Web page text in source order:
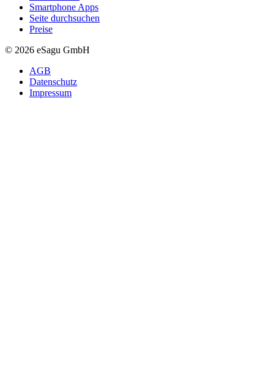
Smartphone Apps
Seite durchsuchen
Preise
© 2026 eSagu GmbH
AGB
Datenschutz
Impressum